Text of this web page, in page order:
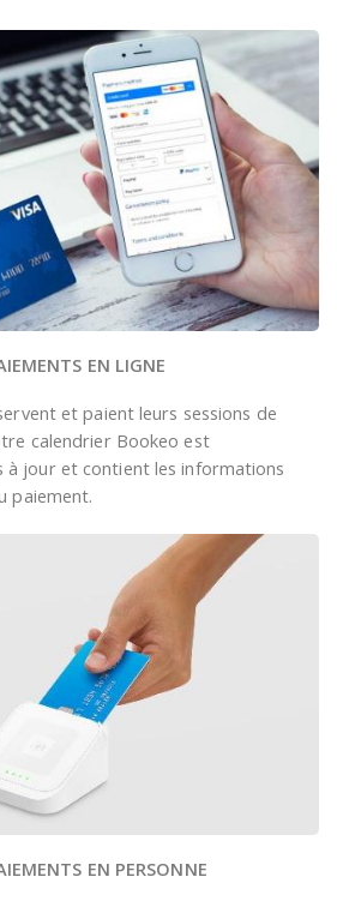
EN LIGNE
et paient leurs sessions de
calendrier Bookeo est
à jour et contient les informations
paiement.
EN PERSONNE